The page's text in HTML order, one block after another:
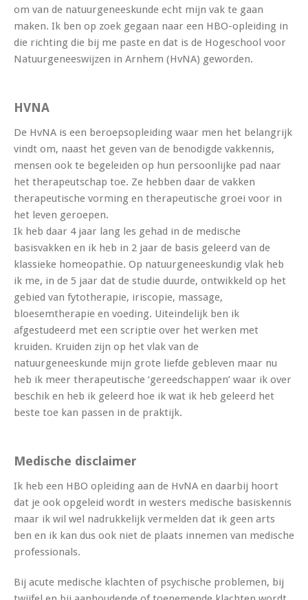
om van de natuurgeneeskunde echt mijn vak te gaan
maken. Ik ben op zoek gegaan naar een HBO-opleiding in
die richting die bij me paste en dat is de Hogeschool voor
Natuurgeneeswijzen in Arnhem (HvNA) geworden.
HVNA
De HvNA is een beroepsopleiding waar men het belangrijk
vindt om, naast het geven van de benodigde vakkennis,
mensen ook te begeleiden op hun persoonlijke pad naar
het therapeutschap toe. Ze hebben daar de vakken
therapeutische vorming en therapeutische groei voor in
het leven geroepen.
Ik heb daar 4 jaar lang les gehad in de medische
basisvakken en ik heb in 2 jaar de basis geleerd van de
klassieke homeopathie. Op natuurgeneeskundig vlak heb
ik me, in de 5 jaar dat de studie duurde, ontwikkeld op het
gebied van fytotherapie, iriscopie, massage,
bloesemtherapie en voeding. Uiteindelijk ben ik
afgestudeerd met een scriptie over het werken met
kruiden. Kruiden zijn op het vlak van de
natuurgeneeskunde mijn grote liefde gebleven maar nu
heb ik meer therapeutische ‘gereedschappen’ waar ik over
beschik en heb ik geleerd hoe ik wat ik heb geleerd het
beste toe kan passen in de praktijk.
Medische disclaimer
Ik heb een HBO opleiding aan de HvNA en daarbij hoort
dat je ook opgeleid wordt in westers medische basiskennis
maar ik wil wel nadrukkelijk vermelden dat ik geen arts
ben en ik kan dus ook niet de plaats innemen van medische
professionals.
Bij acute medische klachten of psychische problemen, bij